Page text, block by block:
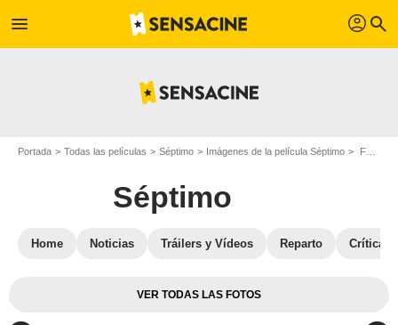
menu profil search
Portada Todas las películas Séptimo Imágenes de la película Séptimo Foto de la película Séptimo - Foto 3
Séptimo
Home Noticias Tráilers y Vídeos Reparto Críticas
VER TODAS LAS FOTOS